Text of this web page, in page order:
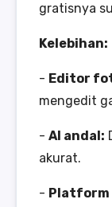
gratisnya
Kelebihan:
- Editor
mengedit
- AI andal:
akurat.
- Platform